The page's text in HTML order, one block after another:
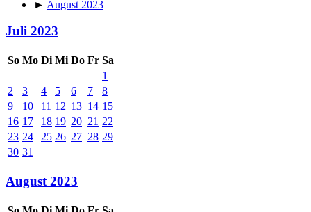
► August 2023
Juli 2023
So Mo Di Mi Do Fr Sa
1
2
3 4 5 6 7
8
9
10 11 12 13 14 15
16 17 18 19 20 21 22
23 24 25 26 27 28 29
30 31
August 2023